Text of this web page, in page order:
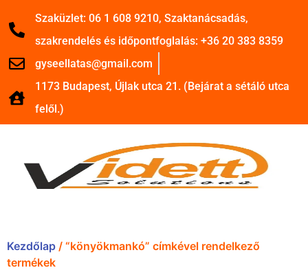
Szaküzlet: 06 1 608 9210, Szaktanácsadás,
szakrendelés és időpontfoglalás: +36 20 383 8359
gyseellatas@gmail.com
1173 Budapest, Újlak utca 21. (Bejárat a sétáló utca
felől.)
Kezdőlap / “könyökmankó” címkével rendelkező
termékek